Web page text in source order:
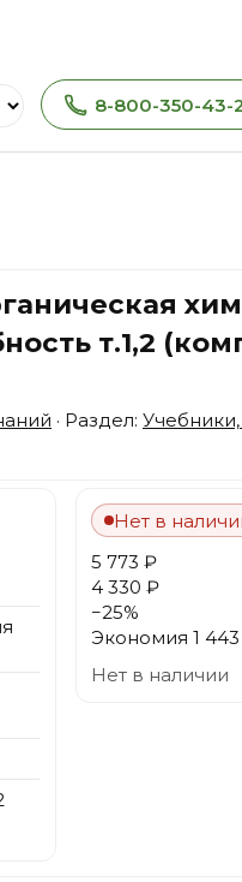
8-800-350-43-
т.1,2
· Раздел:
Нет в
5 773 ₽
4 330 ₽
−25%
Экономия 1
Нет в наличии